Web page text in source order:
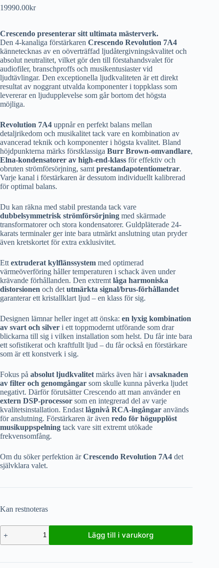
19990.00kr
Crescendo presenterar sitt ultimata mästerverk.
Den 4-kanaliga förstärkaren Crescendo Revolution 7A4
kännetecknas av en oöverträffad ljudåtergivningskvalitet och
absolut neutralitet, vilket gör den till förstahandsvalet för
audiofiler, branschproffs och musikentusiaster vid
ljudtävlingar. Den exceptionella ljudkvaliteten är ett direkt
resultat av noggrant utvalda komponenter i toppklass som
levererar en ljudupplevelse som går bortom det högsta
möjliga.
Revolution 7A4 uppnår en perfekt balans mellan
detaljrikedom och musikalitet tack vare en kombination av
avancerad teknik och komponenter i högsta kvalitet. Bland
höjdpunkterna märks förstklassiga Burr Brown-omvandlare,
Elna-kondensatorer av high-end-klass för effektiv och
obruten strömförsörjning, samt prestandapotentiometrar.
Varje kanal i förstärkaren är dessutom individuellt kalibrerad
för optimal balans.
Du kan räkna med stabil prestanda tack vare
dubbelsymmetrisk strömförsörjning med skärmade
transformatorer och stora kondensatorer. Guldpläterade 24-
karats terminaler ger inte bara utmärkt anslutning utan pryder
även kretskortet för extra exklusivitet.
Ett extruderat kylflänssystem med optimerad
värmeöverföring håller temperaturen i schack även under
krävande förhållanden. Den extremt låga harmoniska
distorsionen och det utmärkta signal/brus-förhållandet
garanterar ett kristallklart ljud – en klass för sig.
Designen lämnar heller inget att önska: en lyxig kombination
av svart och silver i ett toppmodernt utförande som drar
blickarna till sig i vilken installation som helst. Du får inte bara
ett sofistikerat och kraftfullt ljud – du får också en förstärkare
som är ett konstverk i sig.
Fokus på absolut ljudkvalitet märks även här i avsaknaden
av filter och genomgångar som skulle kunna påverka ljudet
negativt. Därför förutsätter Crescendo att man använder en
extern DSP-processor som en integrerad del av varje
kvalitetsinstallation. Endast lågnivå RCA-ingångar används
för anslutning. Förstärkaren är även redo för högupplöst
musikuppspelning tack vare sitt extremt utökade
frekvensomfång.
Om du söker perfektion ärCrescendo Revolution 7A4 det
självklara valet.
Kan restnoteras
Lägg till i varukorg